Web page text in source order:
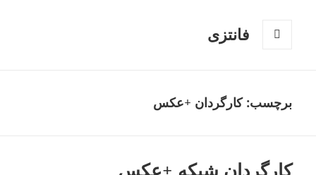
فانتزی
برچسب: کارگردان +عکس